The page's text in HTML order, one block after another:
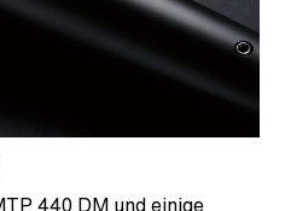
440 DM und einige